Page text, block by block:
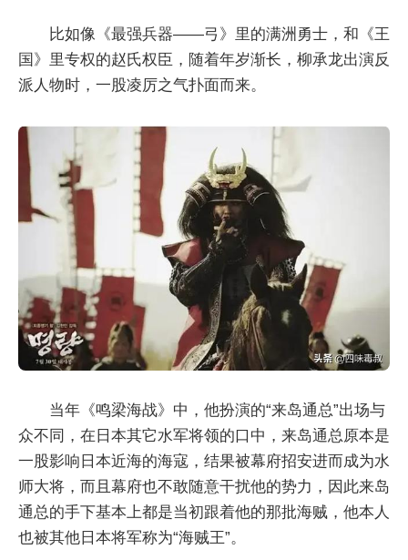
比如像《最强兵器——弓》里的满洲勇士，和《王
国》里专权的赵氏权臣，随着年岁渐长，柳承龙出演反
派人物时，一股凌厉之气扑面而来。
当年《鸣梁海战》中，他扮演的“来岛通总”出场与
众不同，在日本其它水军将领的口中，来岛通总原本是
一股影响日本近海的海寇，结果被幕府招安进而成为水
师大将，而且幕府也不敢随意干扰他的势力，因此来岛
通总的手下基本上都是当初跟着他的那批海贼，他本人
也被其他日本将军称为“海贼王”。